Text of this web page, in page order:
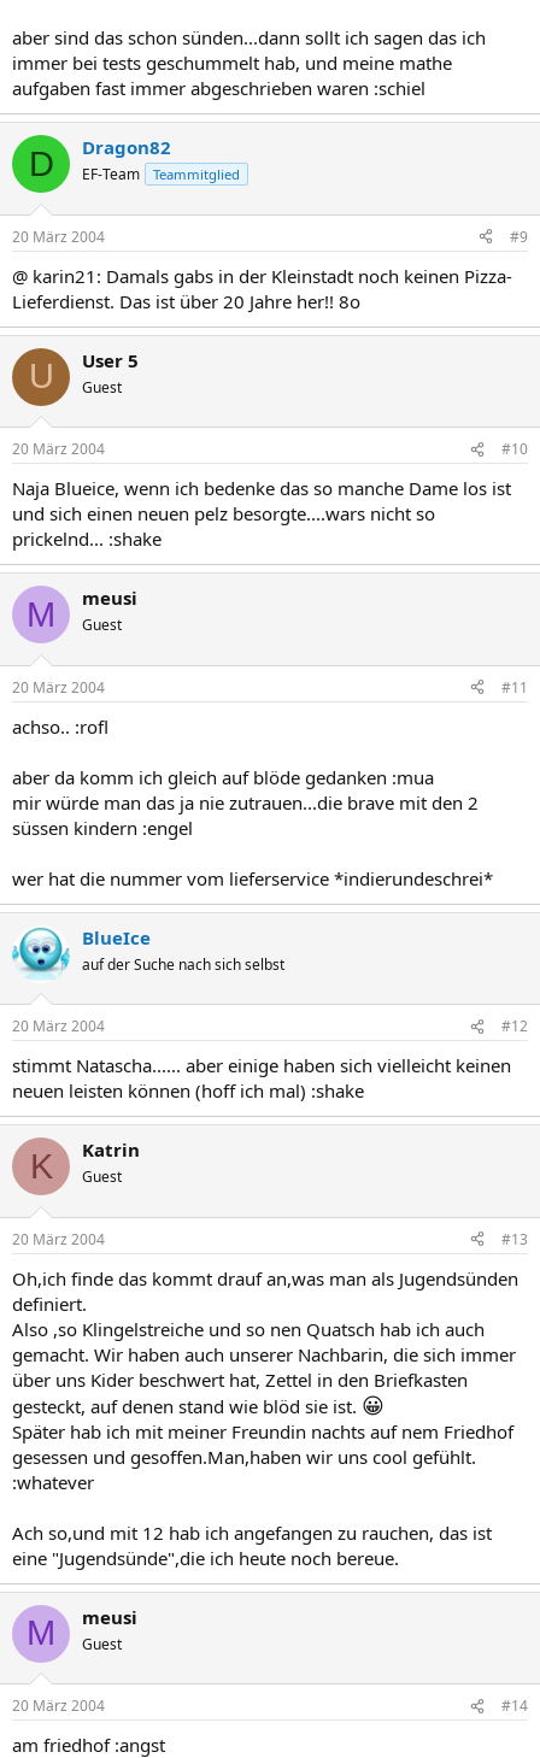
aber sind das schon sünden...dann sollt ich sagen das ich
immer bei tests geschummelt hab, und meine mathe
aufgaben fast immer abgeschrieben waren :schiel
D Dragon82
EF-Team Teammitglied
20 März 2004 #9
@ karin21: Damals gabs in der Kleinstadt noch keinen Pizza-
Lieferdienst. Das ist über 20 Jahre her!! 8o
U User 5
Guest
20 März 2004 #10
Naja Blueice, wenn ich bedenke das so manche Dame los ist
und sich einen neuen pelz besorgte....wars nicht so
prickelnd... :shake
M meusi
Guest
20 März 2004 #11
achso.. :rofl
aber da komm ich gleich auf blöde gedanken :mua
mir würde man das ja nie zutrauen...die brave mit den 2
süssen kindern :engel
wer hat die nummer vom lieferservice *indierundeschrei*
BlueIce
auf der Suche nach sich selbst
20 März 2004 #12
stimmt Natascha...... aber einige haben sich vielleicht keinen
neuen leisten können (hoff ich mal) :shake
K Katrin
Guest
20 März 2004 #13
Oh,ich finde das kommt drauf an,was man als Jugendsünden
definiert.
Also ,so Klingelstreiche und so nen Quatsch hab ich auch
gemacht. Wir haben auch unserer Nachbarin, die sich immer
über uns Kider beschwert hat, Zettel in den Briefkasten
gesteckt, auf denen stand wie blöd sie ist. 😀
Später hab ich mit meiner Freundin nachts auf nem Friedhof
gesessen und gesoffen.Man,haben wir uns cool gefühlt.
:whatever
Ach so,und mit 12 hab ich angefangen zu rauchen, das ist
eine "Jugendsünde",die ich heute noch bereue.
M meusi
Guest
20 März 2004 #14
am friedhof :angst